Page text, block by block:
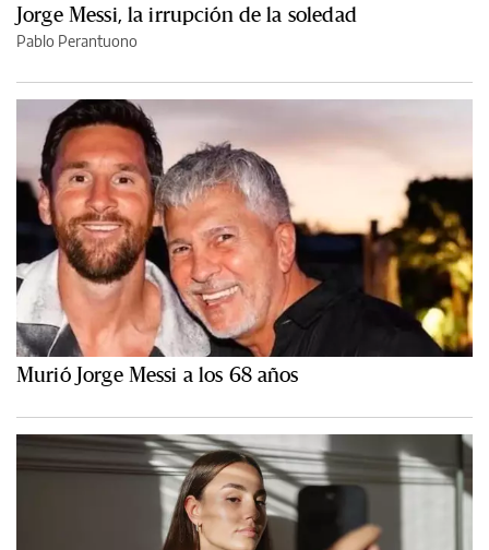
Jorge Messi, la irrupción de la soledad
Pablo Perantuono
Murió Jorge Messi a los 68 años